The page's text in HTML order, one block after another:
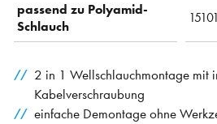
passend zu Polyamid-
Schlauch
2 in 1 Wellschlauchmontage mit
Kabelverschraubung
einfache Demontage ohne